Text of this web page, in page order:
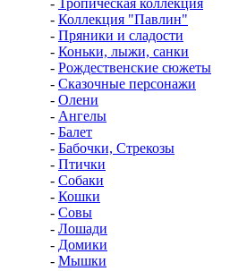
- Тропическая коллекция
- Коллекция "Павлин"
- Пряники и сладости
- Коньки, лыжи, санки
- Рождественские сюжеты
- Сказочные персонажи
- Олени
- Ангелы
- Балет
- Бабочки, Стрекозы
- Птички
- Собаки
- Кошки
- Совы
- Лошади
- Домики
- Мышки